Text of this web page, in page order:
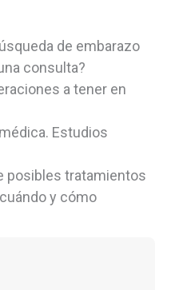
de embarazo
consulta?
a tener en
Estudios
posibles tratamientos
y cómo